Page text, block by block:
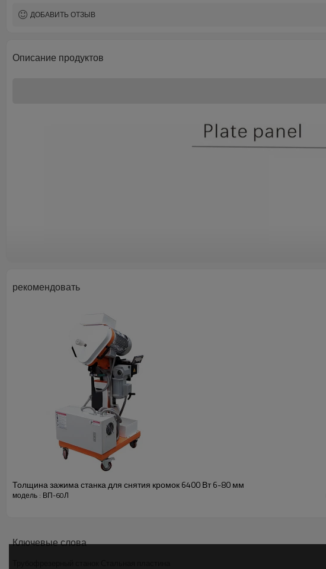
ДОБАВИТЬ ОТЗЫВ
Описание продуктов
рекомендовать
Толщина зажима станка для снятия кромок 6400 Вт 6-80 мм
модель : ВП-60Л
Ключевые слова